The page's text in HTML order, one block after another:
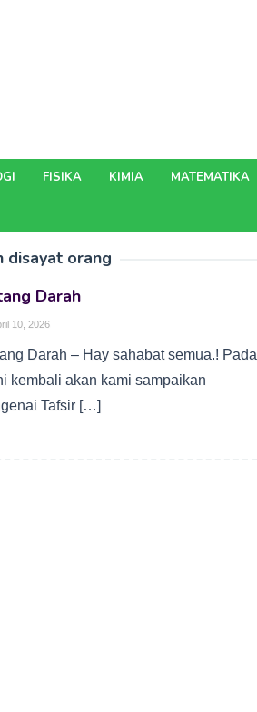
FISIKA KIMIA MATEMATIKA
disayat orang
Darah
10, 2026
Darah – Hay sahabat semua.! Pada
kembali akan kami sampaikan
Tafsir […]